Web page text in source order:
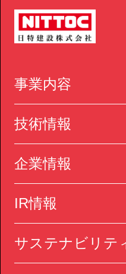
事業内容
技術情報
企業情報
IR情報
サステナビリテ